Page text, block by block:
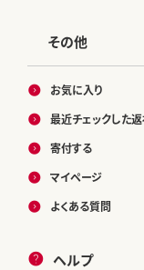
その他
お気に入り
最近チェックした
寄付する
マイページ
よくある質問
ヘルプ